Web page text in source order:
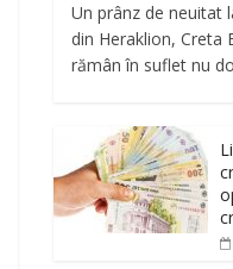
Un prânz de neuitat
din Heraklion, Creta
rămân în suflet nu